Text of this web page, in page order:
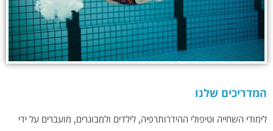
המדריכים שלנו
לימודי השחייה וטיפולי ההידרותרפיה, לילדים ולמבוגרים, מועברים על ידי